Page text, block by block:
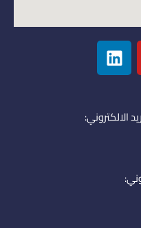
L
i
n
e
d
الالكتروني: